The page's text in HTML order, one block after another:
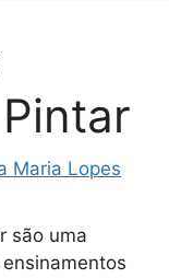
Maria Lopes
são uma